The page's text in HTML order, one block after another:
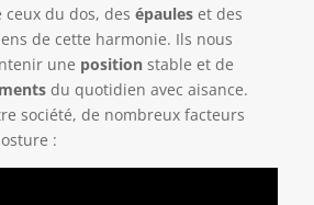
du dos, des épauleset des
de cette harmonie. Ils nous
une position stable et de
du quotidien avec aisance.
société, de nombreux facteurs
: